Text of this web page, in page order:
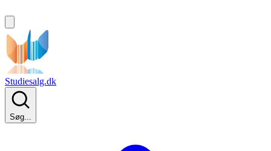
Studiesalg.dk
Søg...